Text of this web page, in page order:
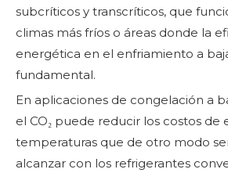
subcríticos y transcríticos, que
climas más fríos o áreas donde la
energética en el enfriamiento a
fundamental.
En aplicaciones de congelación a
el CO₂ puede reducir los costos de
temperaturas que de otro modo
alcanzar con los refrigerantes